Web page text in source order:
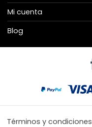
Mi cuenta
Blog
Términos y condiciones